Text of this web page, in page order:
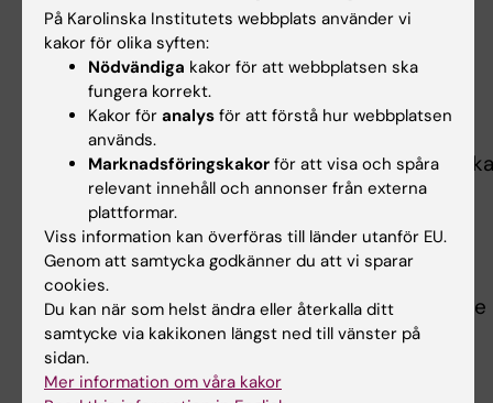
Publikation
Postnatal sustentacular cells as chromaffin
progenitors and tumor cells of origin in VHL-
related paragangliomas
” Petra Bullova, Peng
Cui, Maria Arceo, Jiacheng Zhu, Wenyu Li, Monika
Plescher, Valentin Poltorachenko, Katerina
Stripling, Christian Santangeli, Lidiya
Mykhaylechko, Maria Eleni Kastriti, Catharina
Larsson, C.Christofer Juhlin, Michael Mints,
Susanne Schlisio,npj Precision Oncology
, online
15 oktober 2025, doi: 10.1038/s41698-025-
01145-8.
På Karolinska Institutets webbplats använder vi
kakor för olika syften:
Nödvändiga kakor för att webbplatsen ska
fungera korrekt.
Kakor för analys för att förstå hur webbplatsen
används.
Marknadsföringskakor för att visa och spåra
relevant innehåll och annonser från externa
plattformar.
Viss information kan överföras till länder utanför EU.
Genom att samtycka godkänner du att vi sparar
cookies.
Du kan när som helst ändra eller återkalla ditt
samtycke via kakikonen längst ned till vänster på
sidan.
Mer information om våra kakor